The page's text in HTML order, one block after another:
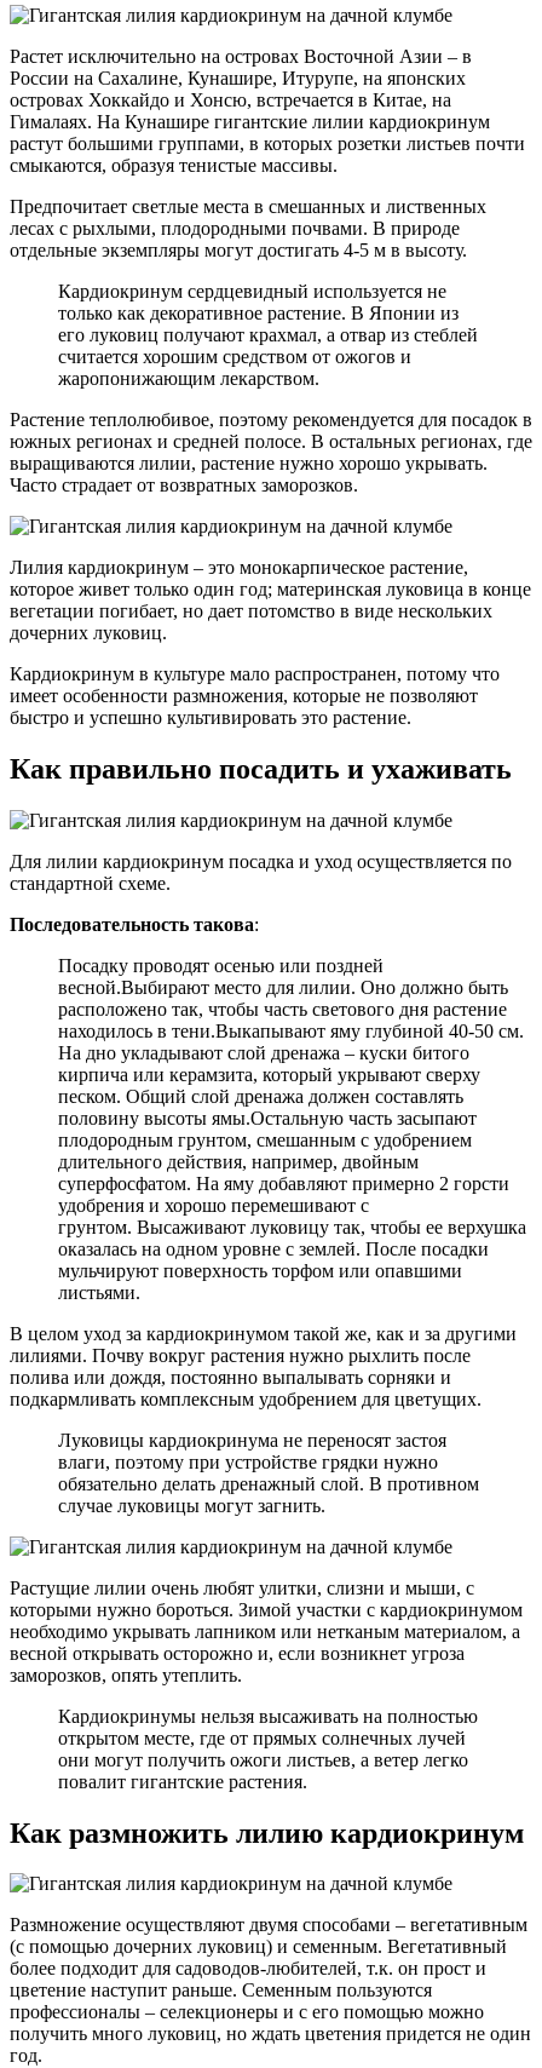
Растет исключительно на островах Восточной Азии – в
России на Сахалине, Кунашире, Итурупе, на японских
островах Хоккайдо и Хонсю, встречается в Китае, на
Гималаях. На Кунашире гигантские лилии кардиокринум
растут большими группами, в которых розетки листьев почти
смыкаются, образуя тенистые массивы.
Предпочитает светлые места в смешанных и лиственных
лесах с рыхлыми, плодородными почвами. В природе
отдельные экземпляры могут достигать 4-5 м в высоту.
Кардиокринум сердцевидный используется не
только как декоративное растение. В Японии из
его луковиц получают крахмал, а отвар из стеблей
считается хорошим средством от ожогов и
жаропонижающим лекарством.
Растение теплолюбивое, поэтому рекомендуется для посадок в
южных регионах и средней полосе. В остальных регионах, где
выращиваются лилии, растение нужно хорошо укрывать.
Часто страдает от возвратных заморозков.
Лилия кардиокринум – это монокарпическое растение,
которое живет только один год; материнская луковица в конце
вегетации погибает, но дает потомство в виде нескольких
дочерних луковиц.
Кардиокринум в культуре мало распространен, потому что
имеет особенности размножения, которые не позволяют
быстро и успешно культивировать это растение.
Как правильно посадить и ухаживать
Для лилии кардиокринум посадка и уход осуществляется по
стандартной схеме.
Последовательность такова:
Посадку проводят осенью или поздней
весной.Выбирают место для лилии. Оно должно быть
расположено так, чтобы часть светового дня растение
находилось в тени.Выкапывают яму глубиной 40-50 см.
На дно укладывают слой дренажа – куски битого
кирпича или керамзита, который укрывают сверху
песком. Общий слой дренажа должен составлять
половину высоты ямы.Остальную часть засыпают
плодородным грунтом, смешанным с удобрением
длительного действия, например, двойным
суперфосфатом. На яму добавляют примерно 2 горсти
удобрения и хорошо перемешивают с
грунтом. Высаживают луковицу так, чтобы ее верхушка
оказалась на одном уровне с землей. После посадки
мульчируют поверхность торфом или опавшими
листьями.
В целом уход за кардиокринумом такой же, как и за другими
лилиями. Почву вокруг растения нужно рыхлить после
полива или дождя, постоянно выпалывать сорняки и
подкармливать комплексным удобрением для цветущих.
Луковицы кардиокринума не переносят застоя
влаги, поэтому при устройстве грядки нужно
обязательно делать дренажный слой. В противном
случае луковицы могут загнить.
Растущие лилии очень любят улитки, слизни и мыши, с
которыми нужно бороться. Зимой участки с кардиокринумом
необходимо укрывать лапником или нетканым материалом, а
весной открывать осторожно и, если возникнет угроза
заморозков, опять утеплить.
Кардиокринумы нельзя высаживать на полностью
открытом месте, где от прямых солнечных лучей
они могут получить ожоги листьев, а ветер легко
повалит гигантские растения.
Как размножить лилию кардиокринум
Размножение осуществляют двумя способами – вегетативным
(с помощью дочерних луковиц) и семенным. Вегетативный
более подходит для садоводов-любителей, т.к. он прост и
цветение наступит раньше. Семенным пользуются
профессионалы – селекционеры и с его помощью можно
получить много луковиц, но ждать цветения придется не один
год.